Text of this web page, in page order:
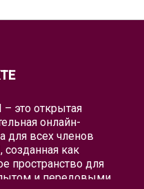
– это открытая
онлайн-
для всех членов
как
пространство для
и передовыми